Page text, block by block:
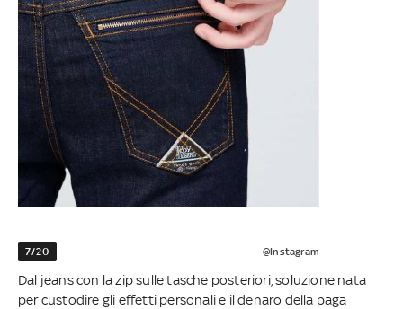
7/20 @Instagram
Dal jeans con la zip sulle tasche posteriori, soluzione nata
per custodire gli effetti personali e il denaro della paga